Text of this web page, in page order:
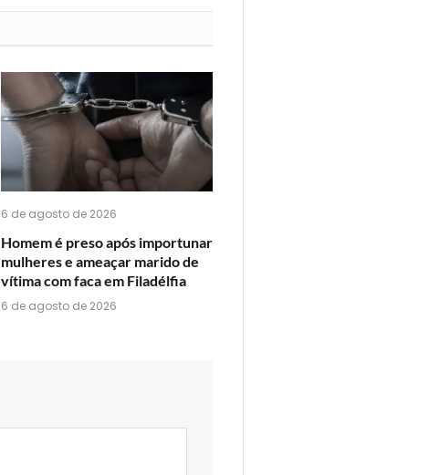
do
WhatsApp?
6 de agosto de 2026
Homem é preso após importunar
mulheres e ameaçar marido de
vítima com faca em Filadélfia
6 de agosto de 2026